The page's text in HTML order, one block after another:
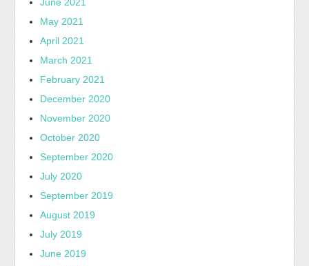
May 2021
April 2021
March 2021
February 2021
December 2020
November 2020
October 2020
September 2020
July 2020
September 2019
August 2019
July 2019
June 2019